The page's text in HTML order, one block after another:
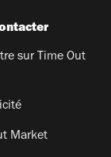
sur Time Out
Market